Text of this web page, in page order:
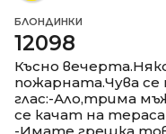
БЛОНДИНКИ
12098
Късно
пожарната.Чува
глас:-Ало,трима
се качат на